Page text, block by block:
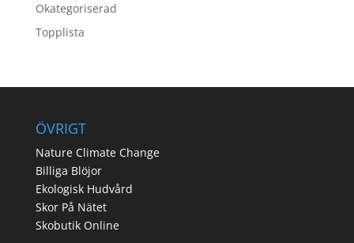
Okategoriserad
Topplista
ÖVRIGT
Nature Climate Change
Billiga Blöjor
Ekologisk Hudvård
Skor På Nätet
Skobutik Online